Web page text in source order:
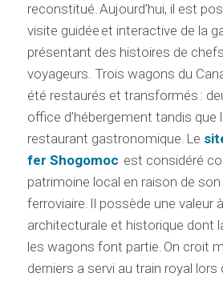
reconstitué. Aujourd’hui, il est
visite guidée et interactive de la
présentant des histoires de
voyageurs. Trois wagons du
été restaurés et transformés :
office d’hébergement tandis
restaurant gastronomique. Le
fer Shogomoc est considéré
patrimoine local en raison de son
ferroviaire. Il possède une valeur
architecturale et historique dont
les wagons font partie. On croit
derniers a servi au train royal lors